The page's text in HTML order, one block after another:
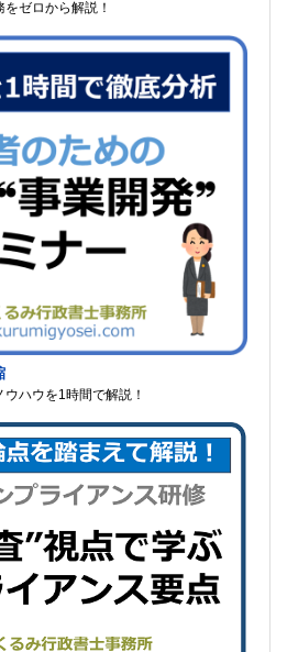
ゼロから解説！
ハウを1時間で解説！